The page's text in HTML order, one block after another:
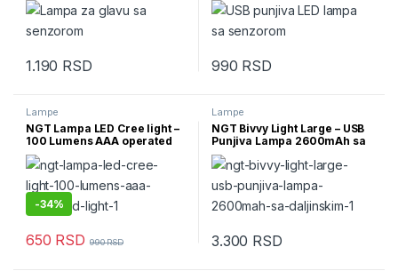
1.190 RSD 990 RSD
Lampe
NGT Lampa LED Cree light –
100 Lumens AAA operated
Light
-34%
650 RSD 990RSD
Lampe
NGT Bivvy Light Large – USB
Punjiva Lampa 2600mAh sa
daljinskim
3.300 RSD